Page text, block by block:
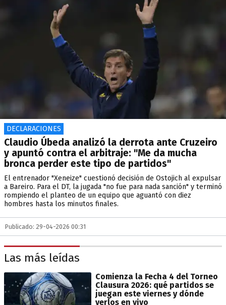
DECLARACIONES
Claudio Úbeda analizó la derrota ante Cruzeiro
y apuntó contra el arbitraje: "Me da mucha
bronca perder este tipo de partidos"
El entrenador "Xeneize" cuestionó decisión de Ostojich al expulsar
a Bareiro. Para el DT, la jugada "no fue para nada sanción" y terminó
rompiendo el planteo de un equipo que aguantó con diez
hombres hasta los minutos finales.
Publicado: 29-04-2026 00:31
Las más leídas
Comienza la Fecha 4 del Torneo
Clausura 2026: qué partidos se
juegan este viernes y dónde
verlos en vivo